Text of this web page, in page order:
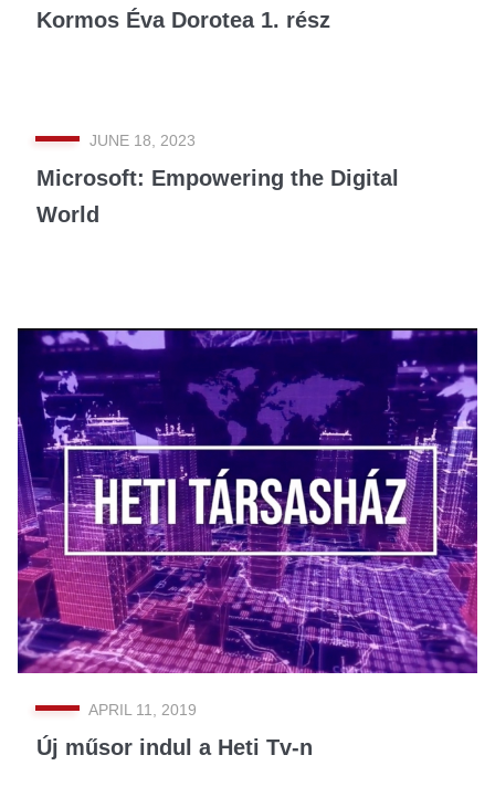
Kormos Éva Dorotea 1. rész
JUNE 18, 2023
Microsoft: Empowering the Digital
World
APRIL 11, 2019
Új műsor indul a Heti Tv-n